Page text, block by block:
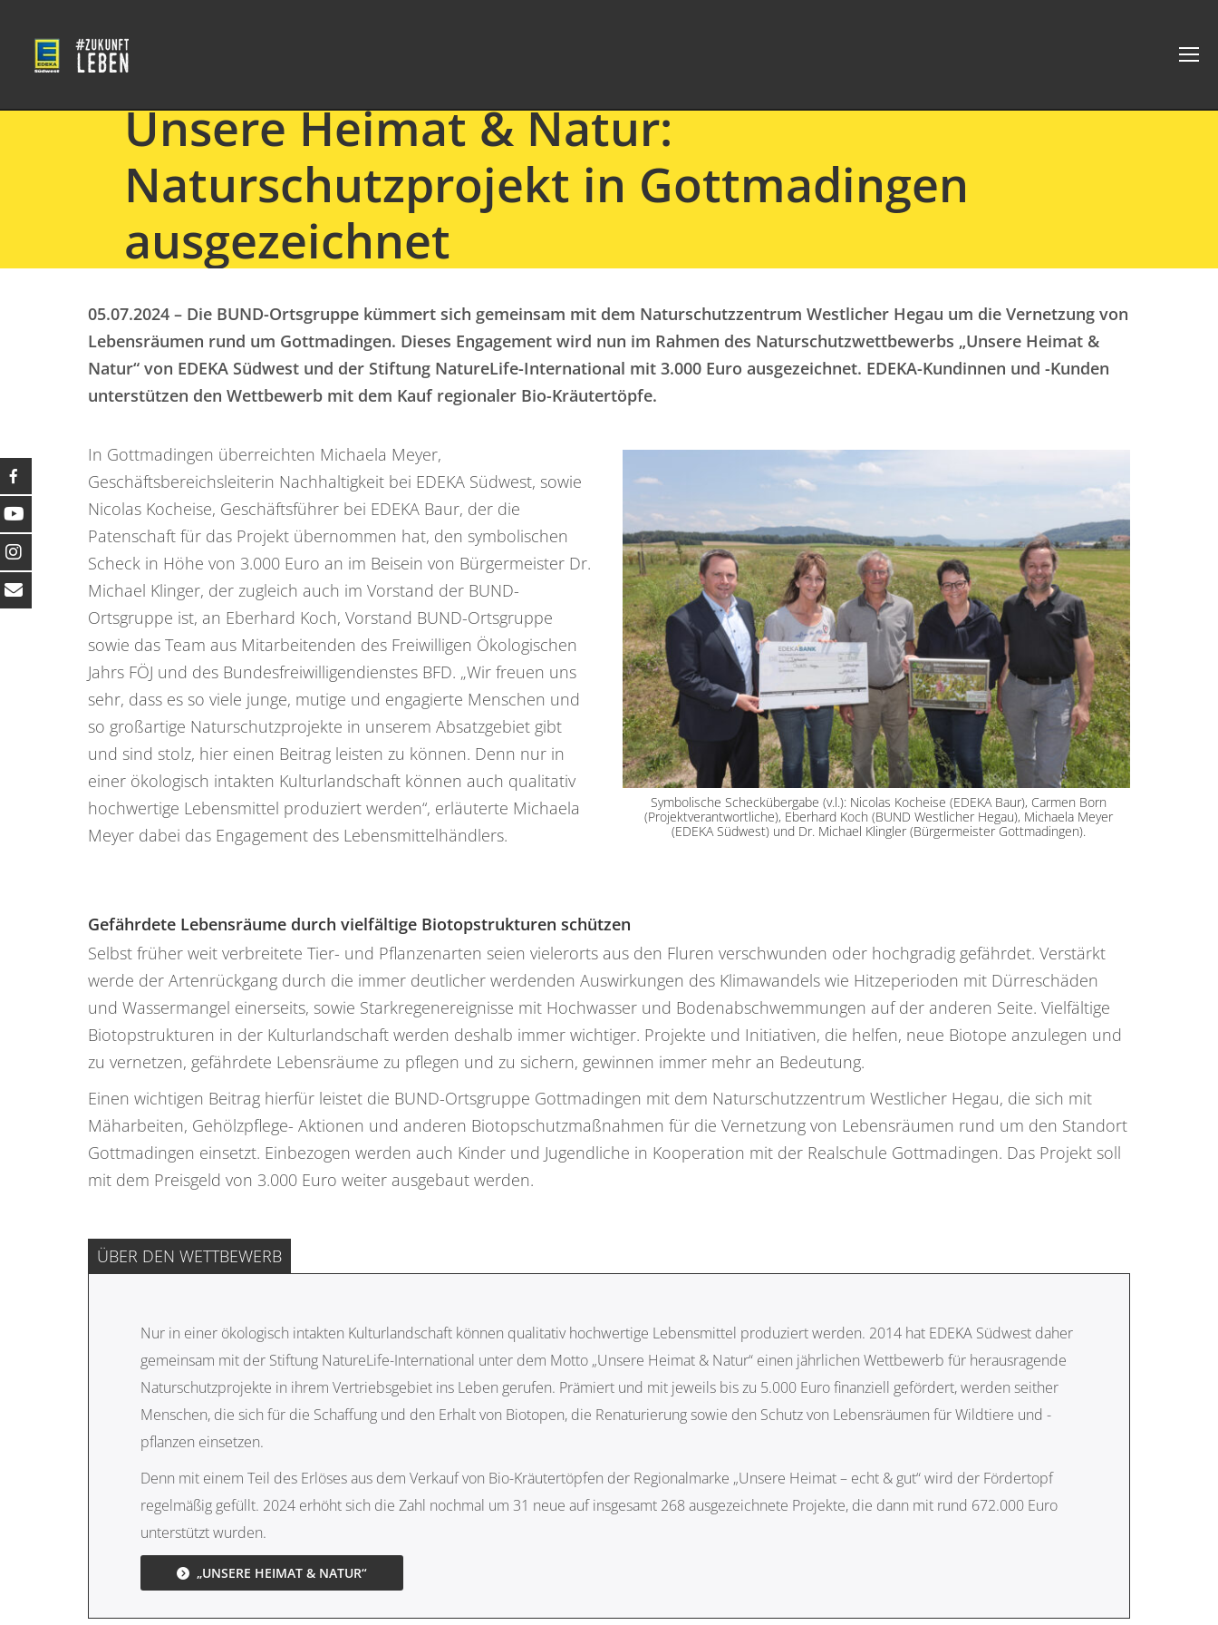
Unsere Heimat & Natur:
Naturschutzprojekt in Gottmadingen
ausgezeichnet
05.07.2024 – Die BUND-Ortsgruppe kümmert sich gemeinsam mit dem Naturschutzzentrum Westlicher Hegau um die Vernetzung von
Lebensräumen rund um Gottmadingen. Dieses Engagement wird nun im Rahmen des Naturschutzwettbewerbs „Unsere Heimat &
Natur“ von EDEKA Südwest und der Stiftung NatureLife-International mit 3.000 Euro ausgezeichnet. EDEKA-Kundinnen und -Kunden
unterstützen den Wettbewerb mit dem Kauf regionaler Bio-Kräutertöpfe.
In Gottmadingen überreichten Michaela Meyer,
Geschäftsbereichsleiterin Nachhaltigkeit bei EDEKA Südwest, sowie
Nicolas Kocheise, Geschäftsführer bei EDEKA Baur, der die
Patenschaft für das Projekt übernommen hat, den symbolischen
Scheck in Höhe von 3.000 Euro an im Beisein von Bürgermeister Dr.
Michael Klinger, der zugleich auch im Vorstand der BUND-
Ortsgruppe ist, an Eberhard Koch, Vorstand BUND-Ortsgruppe
sowie das Team aus Mitarbeitenden des Freiwilligen Ökologischen
Jahrs FÖJ und des Bundesfreiwilligendienstes BFD. „Wir freuen uns
sehr, dass es so viele junge, mutige und engagierte Menschen und
so großartige Naturschutzprojekte in unserem Absatzgebiet gibt
und sind stolz, hier einen Beitrag leisten zu können. Denn nur in
einer ökologisch intakten Kulturlandschaft können auch qualitativ
hochwertige Lebensmittel produziert werden“, erläuterte Michaela
Meyer dabei das Engagement des Lebensmittelhändlers.
Symbolische Scheckübergabe (v.l.): Nicolas Kocheise (EDEKA Baur), Carmen Born
(Projektverantwortliche), Eberhard Koch (BUND Westlicher Hegau), Michaela Meyer
(EDEKA Südwest) und Dr. Michael Klingler (Bürgermeister Gottmadingen).
Gefährdete Lebensräume durch vielfältige Biotopstrukturen schützen
Selbst früher weit verbreitete Tier- und Pflanzenarten seien vielerorts aus den Fluren verschwunden oder hochgradig gefährdet. Verstärkt
werde der Artenrückgang durch die immer deutlicher werdenden Auswirkungen des Klimawandels wie Hitzeperioden mit Dürreschäden
und Wassermangel einerseits, sowie Starkregenereignisse mit Hochwasser und Bodenabschwemmungen auf der anderen Seite. Vielfältige
Biotopstrukturen in der Kulturlandschaft werden deshalb immer wichtiger. Projekte und Initiativen, die helfen, neue Biotope anzulegen und
zu vernetzen, gefährdete Lebensräume zu pflegen und zu sichern, gewinnen immer mehr an Bedeutung.
Einen wichtigen Beitrag hierfür leistet die BUND-Ortsgruppe Gottmadingen mit dem Naturschutzzentrum Westlicher Hegau, die sich mit
Mäharbeiten, Gehölzpflege- Aktionen und anderen Biotopschutzmaßnahmen für die Vernetzung von Lebensräumen rund um den Standort
Gottmadingen einsetzt. Einbezogen werden auch Kinder und Jugendliche in Kooperation mit der Realschule Gottmadingen. Das Projekt soll
mit dem Preisgeld von 3.000 Euro weiter ausgebaut werden.
ÜBER DEN WETTBEWERB
Nur in einer ökologisch intakten Kulturlandschaft können qualitativ hochwertige Lebensmittel produziert werden. 2014 hat EDEKA Südwest daher
gemeinsam mit der Stiftung NatureLife-International unter dem Motto „Unsere Heimat & Natur“ einen jährlichen Wettbewerb für herausragende
Naturschutzprojekte in ihrem Vertriebsgebiet ins Leben gerufen. Prämiert und mit jeweils bis zu 5.000 Euro finanziell gefördert, werden seither
Menschen, die sich für die Schaffung und den Erhalt von Biotopen, die Renaturierung sowie den Schutz von Lebensräumen für Wildtiere und -
pflanzen einsetzen.
Denn mit einem Teil des Erlöses aus dem Verkauf von Bio-Kräutertöpfen der Regionalmarke „Unsere Heimat – echt & gut“ wird der Fördertopf
regelmäßig gefüllt. 2024 erhöht sich die Zahl nochmal um 31 neue auf insgesamt 268 ausgezeichnete Projekte, die dann mit rund 672.000 Euro
unterstützt wurden.
„UNSERE HEIMAT & NATUR“